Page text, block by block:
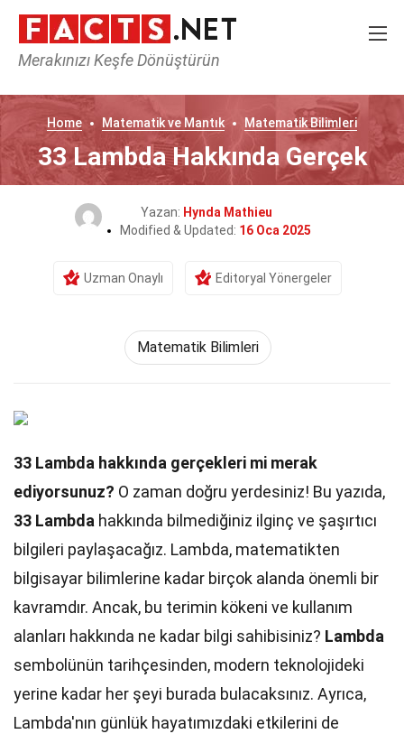
Merakınızı Keşfe Dönüştürün
Home Matematik ve Mantık Matematik Bilimleri
33 Lambda Hakkında Gerçek
Yazan: Hynda Mathieu
Modified & Updated: 16 Oca 2025
Uzman Onaylı Editoryal Yönergeler
Matematik Bilimleri
33 Lambda hakkında gerçekleri mi merak
ediyorsunuz? O zaman doğru yerdesiniz! Bu yazıda,
33 Lambda hakkında bilmediğiniz ilginç ve şaşırtıcı
bilgileri paylaşacağız. Lambda, matematikten
bilgisayar bilimlerine kadar birçok alanda önemli bir
kavramdır. Ancak, bu terimin kökeni ve kullanım
alanları hakkında ne kadar bilgi sahibisiniz? Lambda
sembolünün tarihçesinden, modern teknolojideki
yerine kadar her şeyi burada bulacaksınız. Ayrıca,
Lambda'nın günlük hayatımızdaki etkilerini de